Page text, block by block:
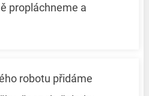
propláchneme a
robotu přidáme